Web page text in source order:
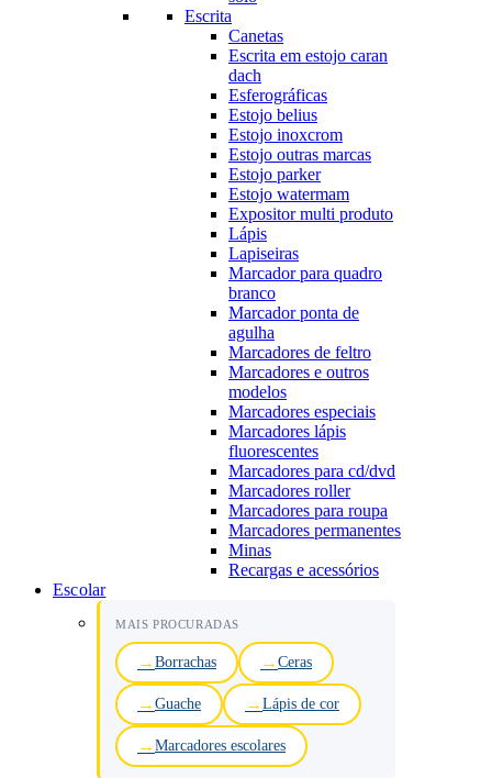
Escrita
Canetas
Escrita em estojo caran
dach
Esferográficas
Estojo belius
Estojo inoxcrom
Estojo outras marcas
Estojo parker
Estojo watermam
Expositor multi produto
Lápis
Lapiseiras
Marcador para quadro
branco
Marcador ponta de
agulha
Marcadores de feltro
Marcadores e outros
modelos
Marcadores especiais
Marcadores lápis
fluorescentes
Marcadores para cd/dvd
Marcadores roller
Marcadores para roupa
Marcadores permanentes
Minas
Recargas e acessórios
Escolar
MAIS PROCURADAS
Borrachas Ceras
Guache Lápis de cor
Marcadores escolares